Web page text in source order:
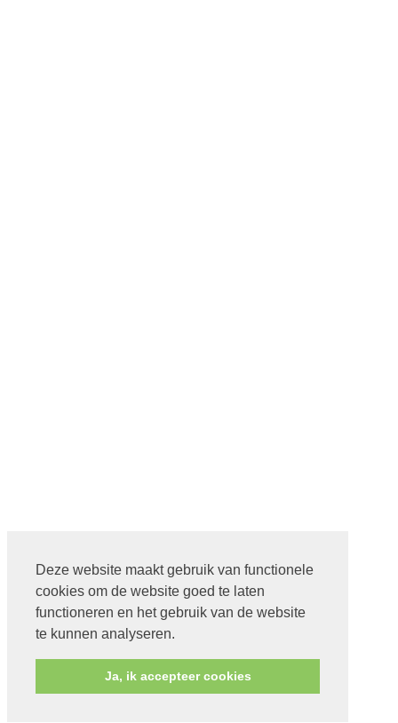
Deze website maakt gebruik van functionele
cookies om de website goed te laten
functioneren en het gebruik van de website
te kunnen analyseren.
Ja, ik accepteer cookies